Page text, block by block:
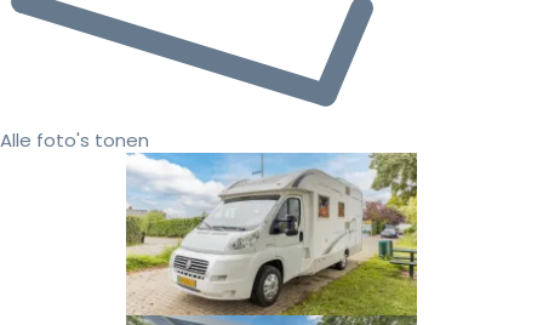
Alle foto's tonen